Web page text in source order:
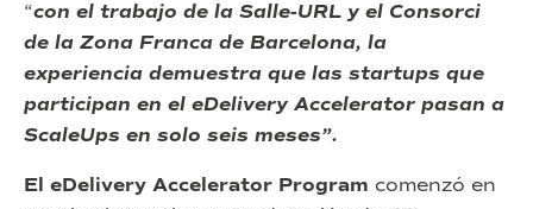
“con el trabajo de la Salle-URL y el Consorci
de la Zona Franca de Barcelona, la
experiencia demuestra que las startups que
participan en el eDelivery Accelerator pasan a
ScaleUps en solo seis meses”.
El eDelivery Accelerator Program comenzó en